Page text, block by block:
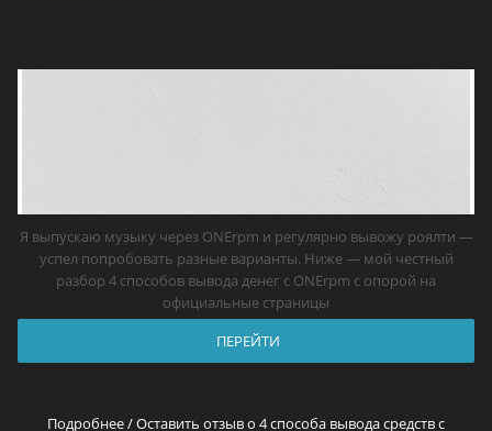
Я выпускаю музыку через ONErpm и регулярно вывожу роялти —
успел попробовать разные варианты. Ниже — мой честный
разбор 4 способов вывода денег с ONErpm с опорой на
официальные страницы
ПЕРЕЙТИ
Подробнее / Оставить отзыв о 4 способа вывода средств с